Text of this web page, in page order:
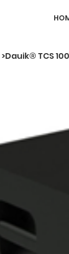
>Dauik® TCS